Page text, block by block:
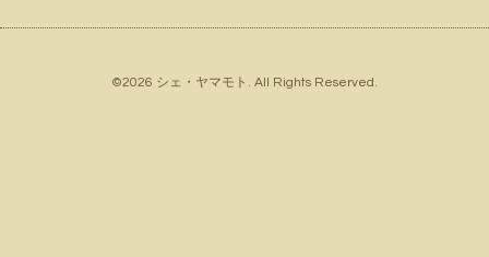
©2026 シェ・ヤマモト . All Rights Reserved.